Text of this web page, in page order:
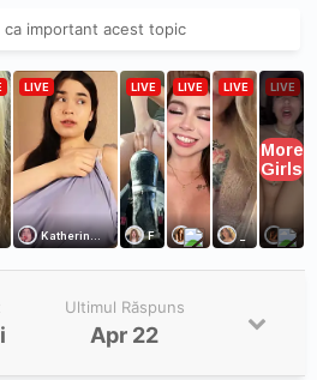
ca important acest topic
Ultimul Răspuns
Apr 22